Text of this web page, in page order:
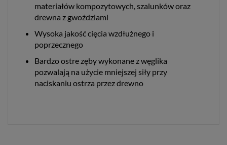
materiałów kompozytowych, szalunków oraz
drewna z gwoździami
Wysoka jakość cięcia wzdłużnego i
poprzecznego
Bardzo ostre zęby wykonane z węglika
pozwalają na użycie mniejszej siły przy
naciskaniu ostrza przez drewno